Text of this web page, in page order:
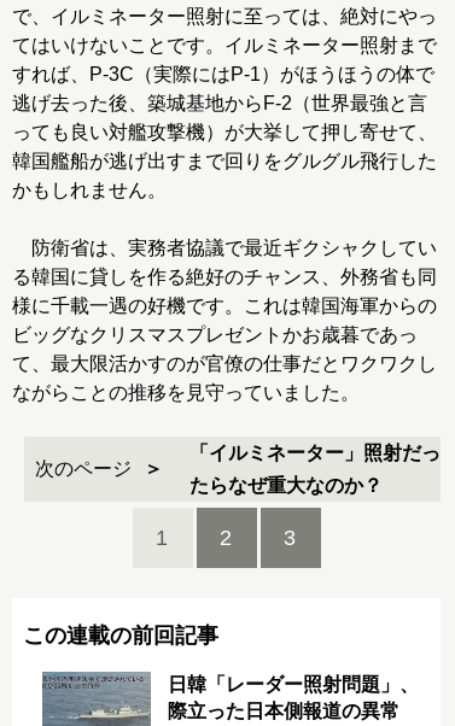
で、イルミネーター照射に至っては、絶対にやっ
てはいけないことです。イルミネーター照射まで
すれば、P-3C（実際にはP-1）がほうほうの体で
逃げ去った後、築城基地からF-2（世界最強と言
っても良い対艦攻撃機）が大挙して押し寄せて、
韓国艦船が逃げ出すまで回りをグルグル飛行した
かもしれません。
防衛省は、実務者協議で最近ギクシャクしてい
る韓国に貸しを作る絶好のチャンス、外務省も同
様に千載一遇の好機です。これは韓国海軍からの
ビッグなクリスマスプレゼントかお歳暮であっ
て、最大限活かすのが官僚の仕事だとワクワクし
ながらことの推移を見守っていました。
次のページ
「イルミネーター」照射だっ
たらなぜ重大なのか？
1 2 3
この連載の前回記事
日韓「レーダー照射問題」、
際立った日本側報道の異常